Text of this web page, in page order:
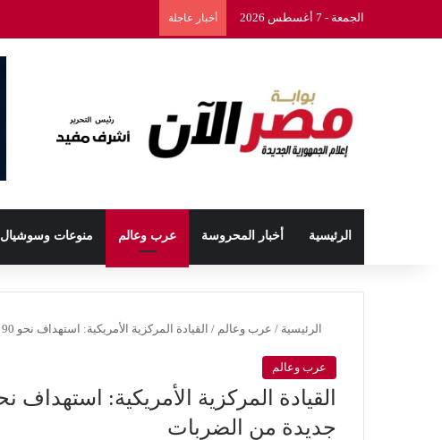
الجمعة - 7 أغسطس 2026 أخبار عاجلة
الرئيسية أخبار المحروسة عرب وعالم منوعات وسوشيال
الرئيسية / عرب وعالم / القيادة المركزية الأمريكية: استهداف نحو 90 موقعا عسكريا إيرانيا في جولة جديدة من الضربات
عرب وعالم
جديدة من الضربات